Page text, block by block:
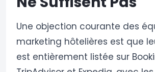
Une objection courante des
marketing hôtelières est que
est entièrement listée sur